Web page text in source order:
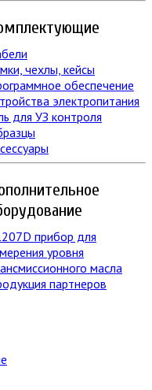
чехлы, кейсы
обеспечение
электропитания
для УЗ контроля
прибор для
уровня
масла
партнеров